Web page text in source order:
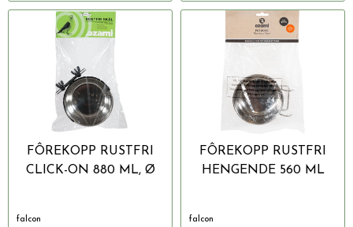
FÔREKOPP RUSTFRI
CLICK-ON 880 ML, Ø
falcon
FÔREKOPP RUSTFRI
HENGENDE 560 ML
falcon